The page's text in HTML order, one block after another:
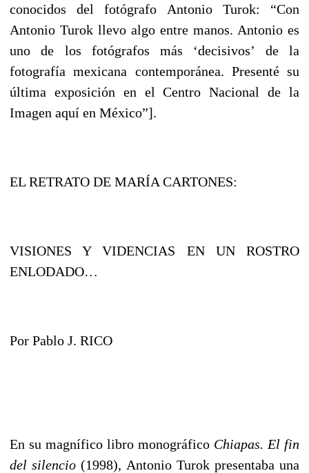
conocidos del fotógrafo Antonio Turok: “Con
Antonio Turok llevo algo entre manos. Antonio es
uno de los fotógrafos más ‘decisivos’ de la
fotografía mexicana contemporánea. Presenté su
última exposición en el Centro Nacional de la
Imagen aquí en México”].
EL RETRATO DE MARÍA CARTONES:
VISIONES Y VIDENCIAS EN UN ROSTRO
ENLODADO…
Por Pablo J. RICO
En su magnífico libro monográfico Chiapas. El fin
del silencio (1998), Antonio Turok presentaba una